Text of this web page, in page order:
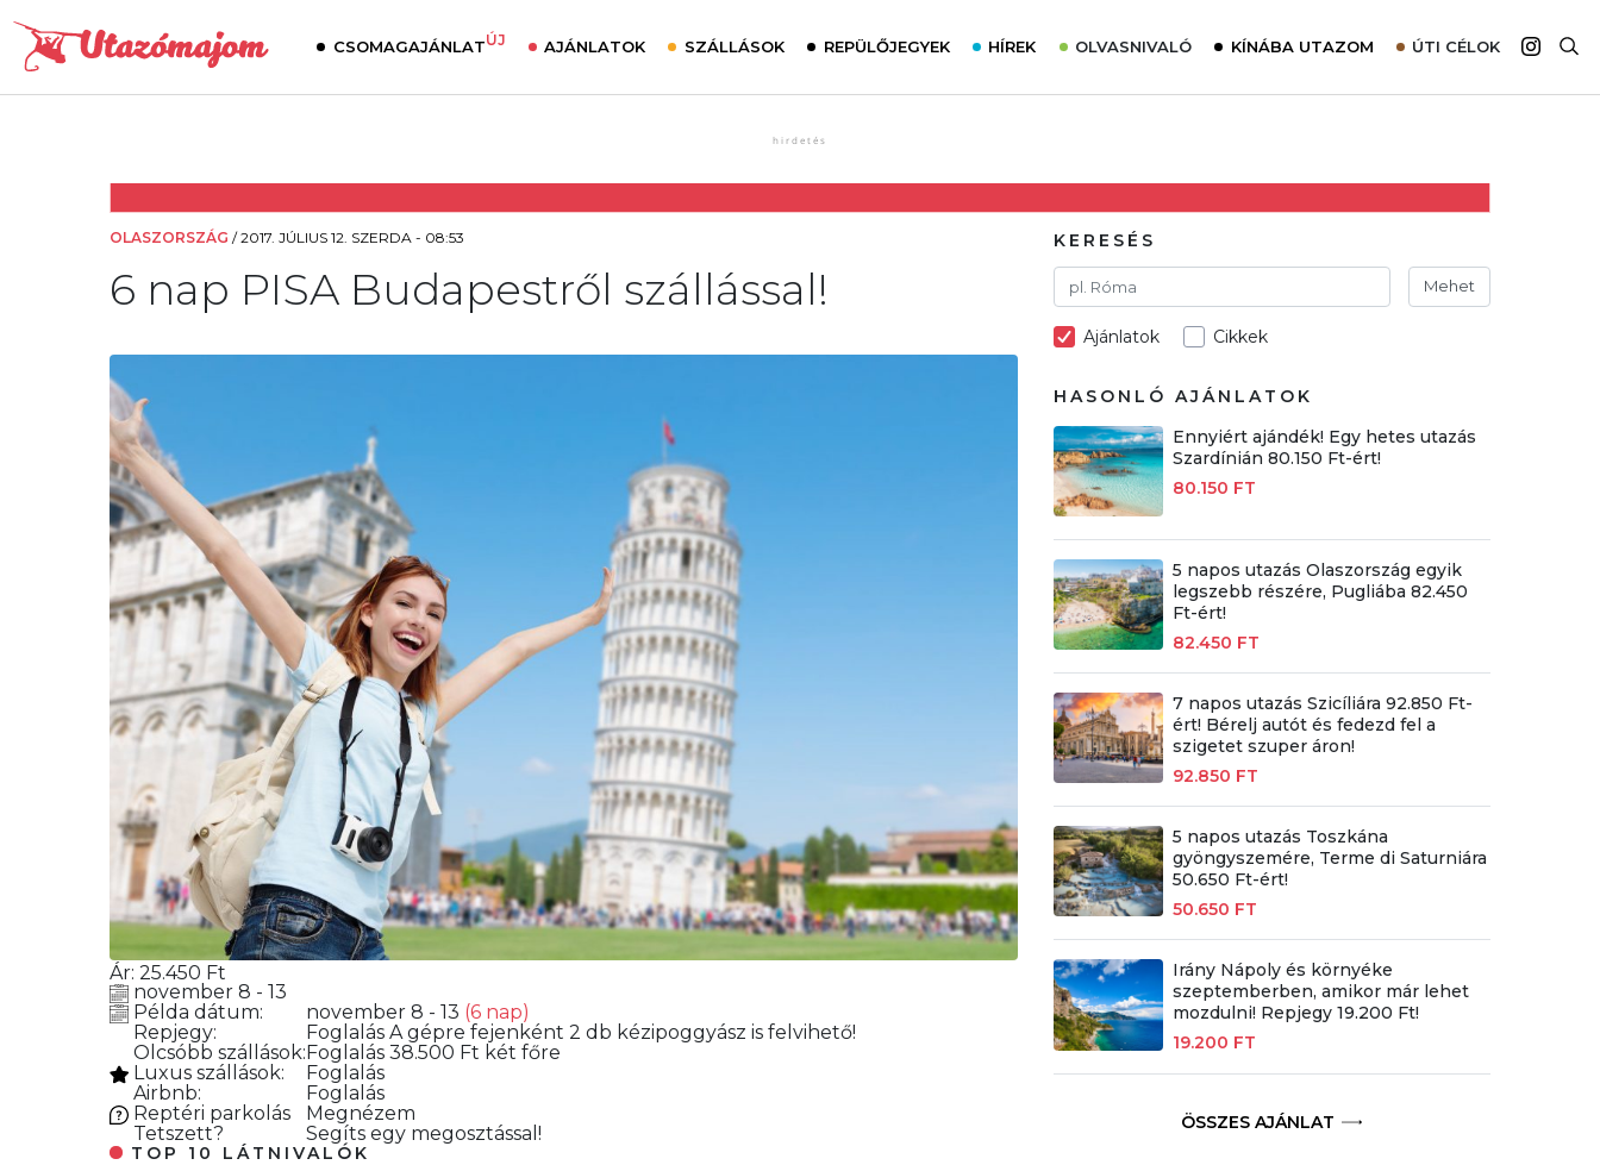
CSOMAGAJÁNLATÚJ AJÁNLATOK SZÁLLÁSOK REPÜLŐJEGYEK HÍREK OLVASNIVALÓ
Utazómajom – CitySIM kártya a világutazóknak
Élménybeszámolók
Szállodalátogatás
Sajtómegjelenések
KÍNÁBA UTAZOM ÚTI CÉLOK
Afrika
OLASZORSZÁG /2017. JÚLIUS 12. SZERDA - 08:53
6 nap PISA Budapestről szállással!
Ár: 25.450 Ft
november 8 - 13
Példa dátum:
november 8 - 13 (6 nap)
Repjegy:
Foglalás A gépre fejenként 2 db kézipoggyász is felvihető!
Olcsóbb szállások:Foglalás 38.500 Ft két főre
Luxus szállások:
Foglalás
Airbnb:
Foglalás
Reptéri parkolás
Megnézem
Tetszett?
Segíts egy megosztással!
TOP 10 LÁTNIVALÓK
KERESÉS
Mehet
Ajánlatok Cikkek
HASONLÓ AJÁNLATOK
Ennyiért ajándék! Egy hetes utazás
Szardínián 80.150 Ft-ért!
80.150 FT
5 napos utazás Olaszország egyik
legszebb részére, Pugliába 82.450
Ft-ért!
82.450 FT
7 napos utazás Szicíliára 92.850 Ft-
ért! Bérelj autót és fedezd fel a
szigetet szuper áron!
92.850 FT
5 napos utazás Toszkána
gyöngyszemére, Terme di Saturniára
50.650 Ft-ért!
50.650 FT
Irány Nápoly és környéke
szeptemberben, amikor már lehet
mozdulni! Repjegy 19.200 Ft!
19.200 FT
ÖSSZES AJÁNLAT